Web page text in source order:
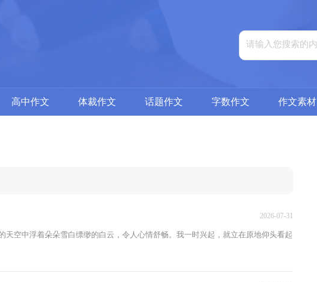
高中作文 体裁作文 话题作文 字数作文 作文素材
2026-07-31
空中浮着朵朵雪白缥缈的白云，令人心情舒畅。我一时兴起，就立在原地仰头看起